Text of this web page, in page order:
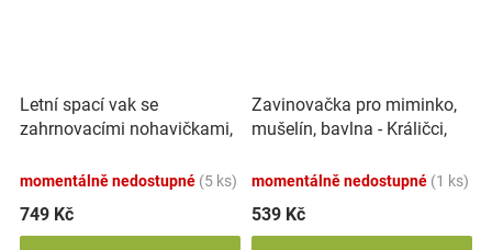
Letní spací vak se
zahrnovacími nohavičkami,
potiskem, M
momentálně nedostupné (5 ks)
749 Kč
Zavinovačka pro miminko,
mušelín, bavlna - Králičci,
momentálně nedostupné (1 ks)
539 Kč